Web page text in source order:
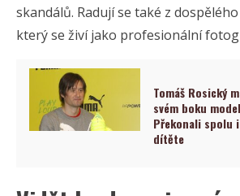
skandálů. Radují se také z
který se živí jako profesionální
Tomáš Rosický
svém boku
Překonali
dítěte